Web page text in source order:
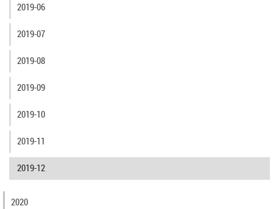
2019-06
2019-07
2019-08
2019-09
2019-10
2019-11
2019-12
2020